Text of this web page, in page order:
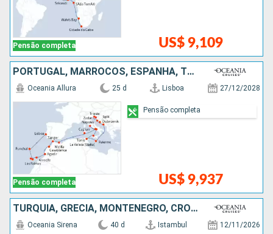
Pensão completa US$ 9,109
PORTUGAL, MARROCOS, ESPANHA, TUNÍSIA, MALTA, CROÁCIA, ITÁLIA
Pensão completa
Oceania Allura 25 d Lisboa 27/12/2028
US$ 9,937
Pensão completa
TURQUIA, GRÉCIA, MONTENEGRO, CROÁCIA, ESLOVÃNIA, MALTA, ITÁLIA, FRANCIA, ESPANHA, MARROCOS, PORTUGAL
Oceania Sirena 40 d Istambul 12/11/2026